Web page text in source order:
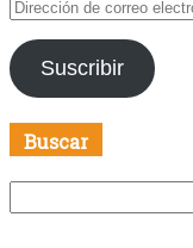
Dirección
de
correo
electrónico
Suscribir
Buscar